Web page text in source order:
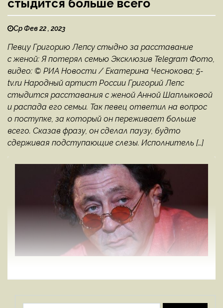
стыдится больше всего
Ср Фев 22 , 2023
Певцу Григорию Лепсу стыдно за расставание
с женой: Я потерял семью Эксклюзив Telegram Фото,
видео: © РИА Новости / Екатерина Чеснокова; 5-
tv.ru Народный артист России Григорий Лепс
стыдится расставания с женой Анной Шаплыковой
и распада его семьи. Так певец ответил на вопрос
о поступке, за который он переживает больше
всего. Сказав фразу, он сделал паузу, будто
сдерживая подступающие слезы. Исполнитель […]